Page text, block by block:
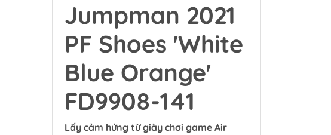
Jumpman 2021
PF Shoes 'White
Blue Orange'
FD9908-141
Lấy cảm hứng từ giày chơi game Air